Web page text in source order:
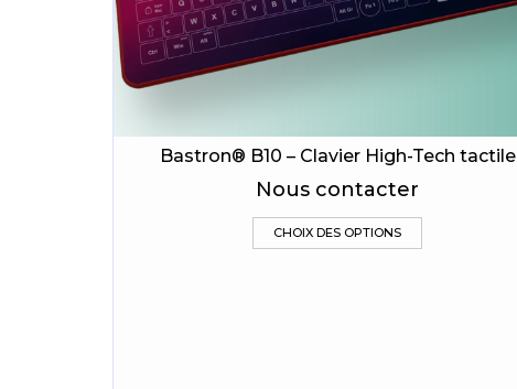
Mémoriser Aperçu
Bastron® B10 – Clavier High-Tech tactile
Nous contacter
CHOIX DES OPTIONS